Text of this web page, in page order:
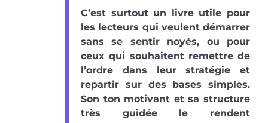
C’est surtout un livre utile pour
les lecteurs qui veulent démarrer
sans se sentir noyés, ou pour
ceux qui souhaitent remettre de
l’ordre dans leur stratégie et
repartir sur des bases simples.
Son ton motivant et sa structure
très guidée le rendent